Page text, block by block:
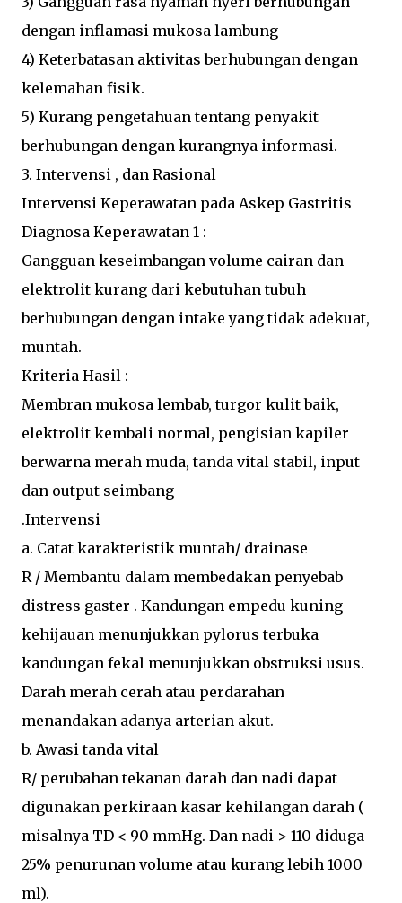
dengan inflamasi mukosa lambung
4) Keterbatasan aktivitas berhubungan dengan
kelemahan fisik.
5) Kurang pengetahuan tentang penyakit
berhubungan dengan kurangnya informasi.
3. Intervensi , dan Rasional
Intervensi Keperawatan pada Askep Gastritis
Diagnosa Keperawatan 1 :
Gangguan keseimbangan volume cairan dan
elektrolit kurang dari kebutuhan tubuh
berhubungan dengan intake yang tidak adekuat,
muntah.
Kriteria Hasil :
Membran mukosa lembab, turgor kulit baik,
elektrolit kembali normal, pengisian kapiler
berwarna merah muda, tanda vital stabil, input
dan output seimbang
.Intervensi
a. Catat karakteristik muntah/ drainase
R / Membantu dalam membedakan penyebab
distress gaster . Kandungan empedu kuning
kehijauan menunjukkan pylorus terbuka
kandungan fekal menunjukkan obstruksi usus.
Darah merah cerah atau perdarahan
menandakan adanya arterian akut.
b. Awasi tanda vital
R/ perubahan tekanan darah dan nadi dapat
digunakan perkiraan kasar kehilangan darah (
misalnya TD < 90 mmHg. Dan nadi > 110 diduga
25% penurunan volume atau kurang lebih 1000
ml).